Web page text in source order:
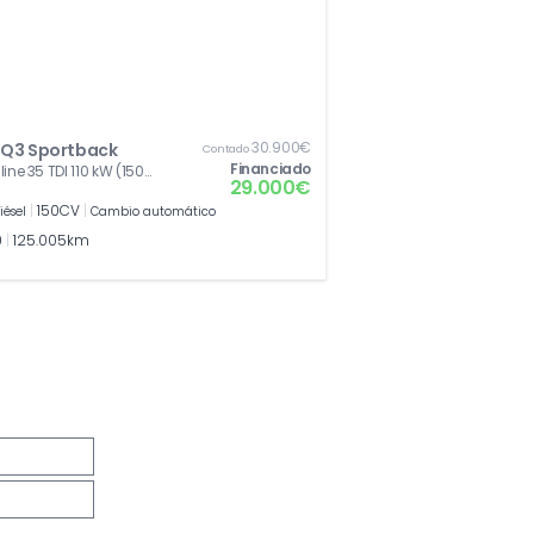
Sportback
35 TDI 110 kW (150
Contado30.900€
Financiado
29.000€
150CV Cambio automático
125.005km